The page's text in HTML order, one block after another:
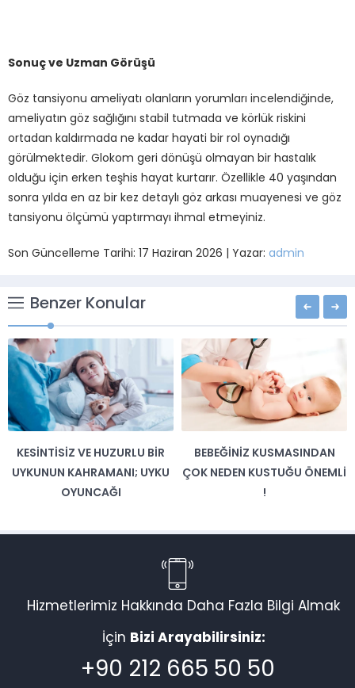
Sonuç ve Uzman Görüşü
Göz tansiyonu ameliyatı olanların yorumları incelendiğinde,
ameliyatın göz sağlığını stabil tutmada ve körlük riskini
ortadan kaldırmada ne kadar hayati bir rol oynadığı
görülmektedir. Glokom geri dönüşü olmayan bir hastalık
olduğu için erken teşhis hayat kurtarır. Özellikle 40 yaşından
sonra yılda en az bir kez detaylı göz arkası muayenesi ve göz
tansiyonu ölçümü yaptırmayı ihmal etmeyiniz.
Son Güncelleme Tarihi: 17 Haziran 2026 | Yazar: admin
Benzer Konular
KESINTISIZ VE HUZURLU BIR
UYKUNUN KAHRAMANI; UYKU
OYUNCAĞI
BEBEĞINIZ KUSMASINDAN
ÇOK NEDEN KUSTUĞU ÖNEMLI
!
Hizmetlerimiz Hakkında Daha Fazla Bilgi Almak
İçin Bizi Arayabilirsiniz:
+90 212 665 50 50